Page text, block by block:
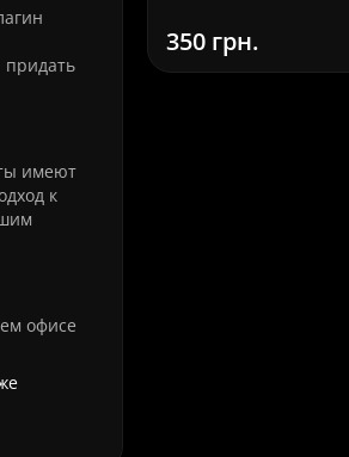
придать
имеют
к
офисе
350 грн.